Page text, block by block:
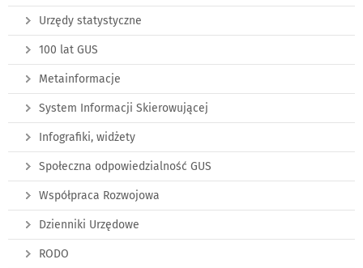
Urzędy statystyczne
100 lat GUS
Metainformacje
System Informacji Skierowującej
Infografiki, widżety
Społeczna odpowiedzialność GUS
Współpraca Rozwojowa
Dzienniki Urzędowe
RODO